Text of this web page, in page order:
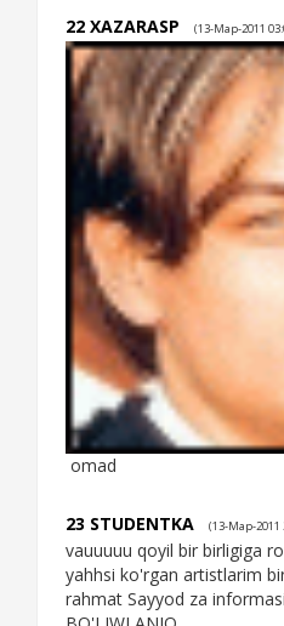
22 XAZARASP (13-Мар-2011
omad
23 STUDENTKA (13-Мар-2011
vauuuuu qoyil bir birligiga
yahhsi ko'rgan artistlarim
rahmat Sayyod za